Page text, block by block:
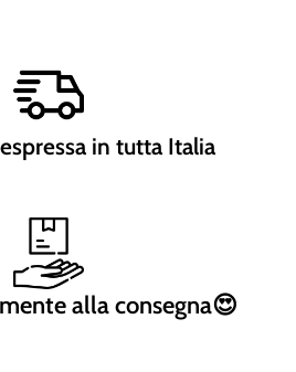
in tutta Italia
alla consegna😍